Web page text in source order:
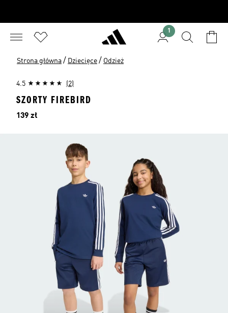
1
Strona główna / Dziecięce / Odzież
4.5 (2)
SZORTY FIREBIRD
Cena
139 zł